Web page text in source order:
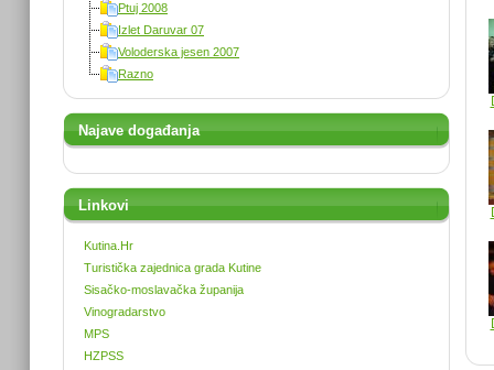
Ptuj 2008
Izlet Daruvar 07
Voloderska jesen 2007
Razno
Najave događanja
Linkovi
Kutina.Hr
Turistička zajednica grada Kutine
Sisačko-moslavačka županija
Vinogradarstvo
MPS
HZPSS